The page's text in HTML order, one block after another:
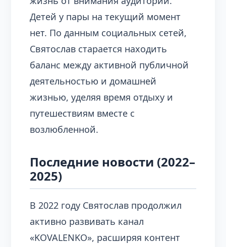
Детей у пары на текущий момент
нет. По данным социальных сетей,
Святослав старается находить
баланс между активной публичной
деятельностью и домашней
жизнью, уделяя время отдыху и
путешествиям вместе с
возлюбленной.
Последние новости (2022–
2025)
В 2022 году Святослав продолжил
активно развивать канал
«KOVALENKO», расширяя контент